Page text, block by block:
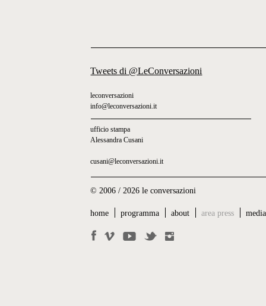
Tweets di @LeConversazioni
leconversazioni
info@leconversazioni.it
ufficio stampa
Alessandra Cusani
cusani@leconversazioni.it
© 2006 / 2026 le conversazioni
home programma about area press media